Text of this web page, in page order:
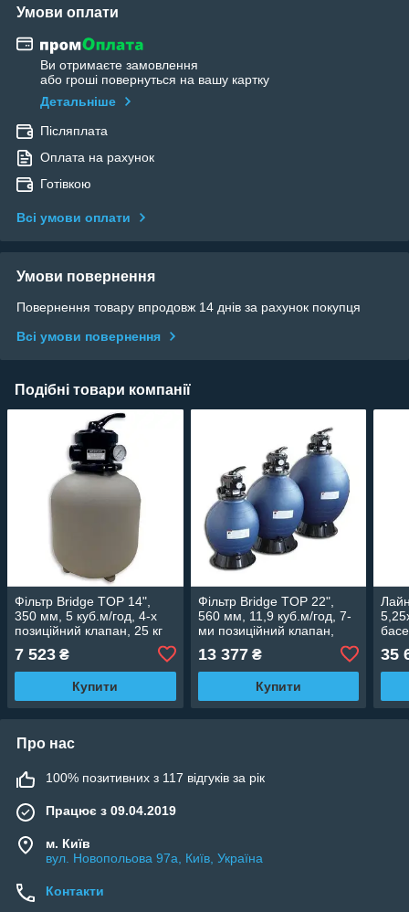
Умови оплати
Ви отримаєте замовлення
або гроші повернуться на вашу картку
Детальніше
Післяплата
Оплата на рахунок
Готівкою
Всі умови оплати
Умови повернення
Повернення товару впродовж 14 днів за рахунок покупця
Всі умови повернення
Подібні товари компанії
Фільтр Bridge TOP 14",
350 мм, 5 куб.м/год, 4-х
позиційний клапан, 25 кг
7 523 ₴
Купити
Фільтр Bridge TOP 22",
560 мм, 11,9 куб.м/год, 7-
ми позиційний клапан,
13 377₴
Купити
35
Про нас
100% позитивних з 117 відгуків за рік
Працює з 09.04.2019
м. Київ
вул. Новопольова 97а, Київ, Україна
Контакти